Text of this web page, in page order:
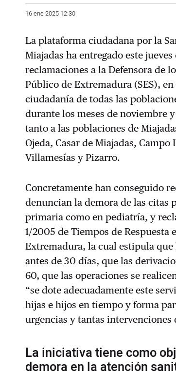
16 ene 2025 12:30
La plataforma ciudadana por la
Miajadas ha entregado este
reclamaciones a la Defensora de
Público de Extremadura (SES),
ciudadanía de todas las
durante los meses de noviembre
tanto a las poblaciones de
Ojeda, Casar de Miajadas,
Villamesías y Pizarro.
Concretamente han conseguido
denuncian la demora de las citas
primaria como en pediatría, y
1/2005 de Tiempos de Respuesta
Extremadura, la cual estipula
antes de 30 días, que las
60, que las operaciones se
“se dote adecuadamente este
hijas e hijos en tiempo y forma
urgencias y tantas intervenciones
La iniciativa tiene como
demora en la atención